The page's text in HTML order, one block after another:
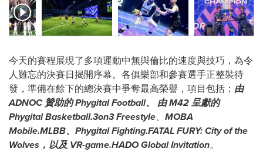
今天的賽程展現了多項運動中無與倫比的速度與技巧，為令
人難忘的決賽日揭開序幕。各俱樂部和參賽選手正整裝待
發，準備在餘下的總決賽中爭奪最高榮譽，項目包括： 由
ADNOC 贊助的Phygital Football、 由M42呈獻的
Phygital Basketball.3on3 Freestyle、 MOBA
Mobile.MLBB、 Phygital Fighting.FATAL FURY: City of the
Wolves ，以及 VR-game.HADO Global Invitation。